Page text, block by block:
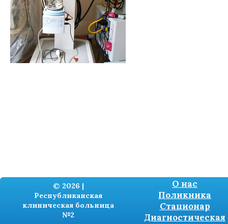
© 2026 |
Республиканская
клиническая больница
№2
О нас
Поликника
Стационар
Диагностическая